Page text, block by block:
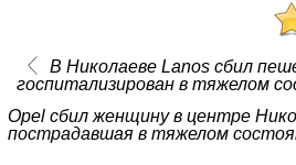
В Николаеве Lanos сбил
госпитализирован в тяжелом
Opel сбил женщину в центре
пострадавшая в тяжелом